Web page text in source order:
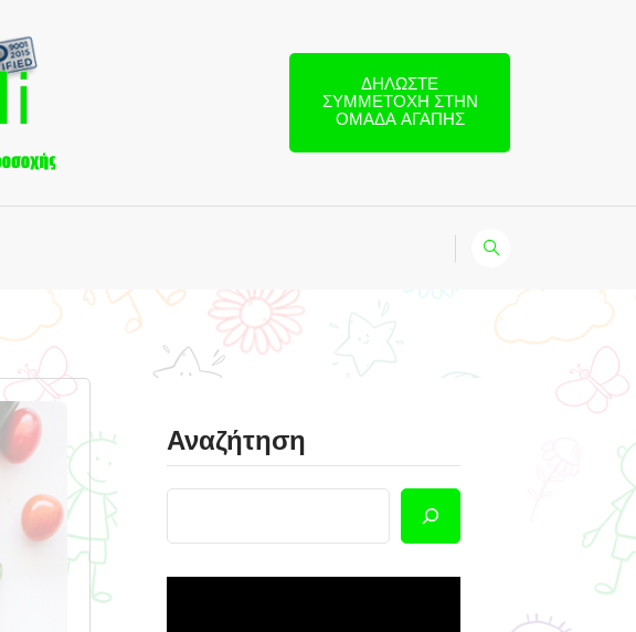
ΔΗΛΏΣΤΕ
ΣΥΜΜΕΤΟΧΉ ΣΤΗΝ
ΟΜΆΔΑ ΑΓΆΠΗΣ
Αναζήτηση